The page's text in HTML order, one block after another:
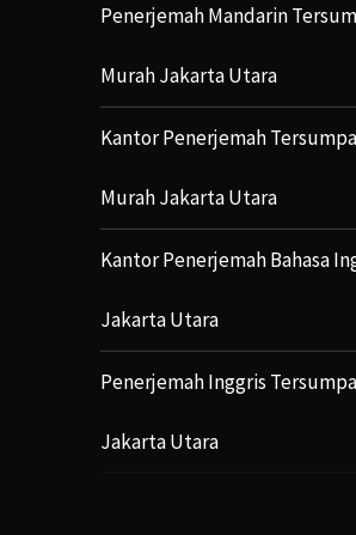
Penerjemah Mandarin
Murah Jakarta Utara
Kantor Penerjemah
Murah Jakarta Utara
Kantor Penerjemah Bahasa
Jakarta Utara
Penerjemah Inggris
Jakarta Utara